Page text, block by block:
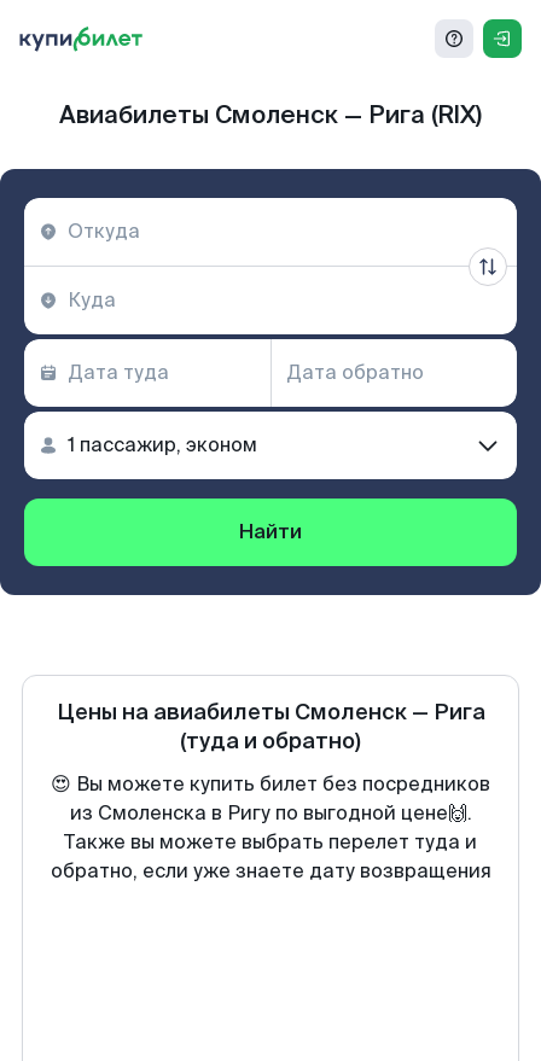
Авиабилеты Смоленск — Рига (RIX)
Найти
Цены на авиабилеты Смоленск— Рига
(туда и обратно)
😍 Вы можете купить билет без посредников
из Смоленска в Ригу по выгодной цене🙌.
Также вы можете выбрать перелет туда и
обратно, если уже знаете дату возвращения